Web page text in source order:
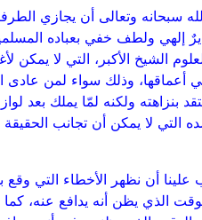
سبحانه وتعالى أن يجازي
إلهي ولطف خفي بعباده
الشيخ الأكبر، التي لا يمكن
أعماقها، وذلك سواء لمن عادى
بنزاهته ولكنه لمّا يملك بعد
التي لا يمكن أن تجانب
أن نظهر الأخطاء التي وقع
الذي يظن أنه يدافع عنه،